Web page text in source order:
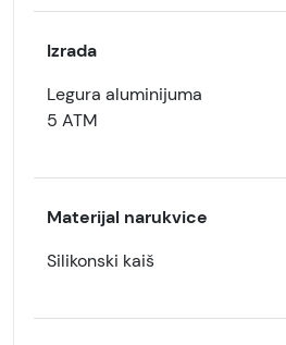
Izrada
Legura aluminijuma
5 ATM
Materijal narukvice
Silikonski kaiš